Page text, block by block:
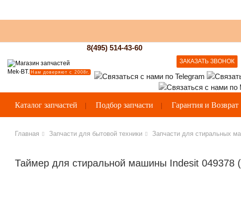
Нам доверяют с 2008г.
8(495) 514-43-60
ЗАКАЗАТЬ ЗВОНОК
Каталог запчастей Подбор запчасти Гарантия и Возврат
Главная Запчасти для бытовой техники Запчасти для стиральных
Таймер для стиральной машины Indesit 049378